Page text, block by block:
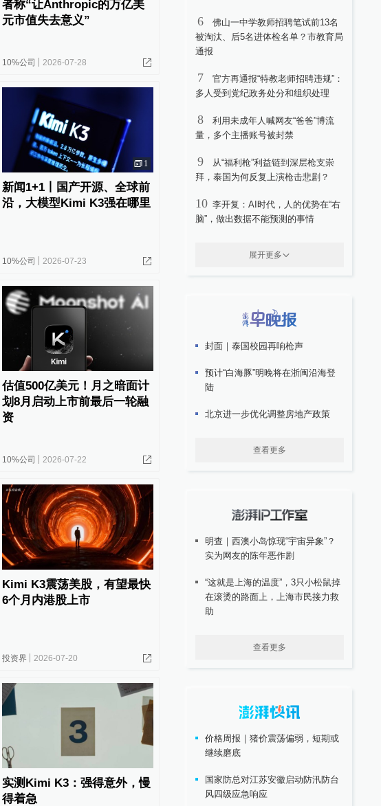
者称“让Anthropic的万亿美
元市值失去意义”
10%公司 2026-07-28
1
新闻1+1丨国产开源、全球前
沿，大模型Kimi K3强在哪里
10%公司 2026-07-23
估值500亿美元！月之暗面计
划8月启动上市前最后一轮融
资
10%公司 2026-07-22
Kimi K3震荡美股，有望最快
6个月内港股上市
投资界 2026-07-20
实测Kimi K3：强得意外，慢
得着急
6
佛山一中学教师招聘笔试前13名
被淘汰、后5名进体检名单？市教育局
通报
7
官方再通报“特教老师招聘违规”：
多人受到党纪政务处分和组织处理
8
利用未成年人喊网友“爸爸”博流
量，多个主播账号被封禁
9
从“福利枪”利益链到深层枪支崇
拜，泰国为何反复上演枪击悲剧？
10 李开复：AI时代，人的优势在“右
脑”，做出数据不能预测的事情
展开更多
封面｜泰国校园再响枪声
预计“白海豚”明晚将在浙闽沿海登
陆
北京进一步优化调整房地产政策
查看更多
明查｜西澳小岛惊现“宇宙异象”？
实为网友的陈年恶作剧
“这就是上海的温度”，3只小松鼠掉
在滚烫的路面上，上海市民接力救
助
查看更多
价格周报｜猪价震荡偏弱，短期或
继续磨底
国家防总对江苏安徽启动防汛防台
风四级应急响应